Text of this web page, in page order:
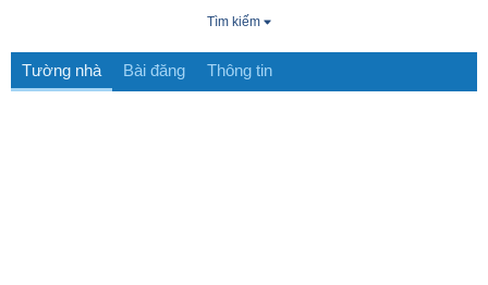
Tìm kiếm
Tường nhà Bài đăng Thông tin